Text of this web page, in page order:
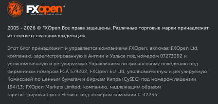
2005 - 2026 © FXOpen Все права защищены. Различные торговые марки принадлежат
их соответствующим владельцам.
Этот блог принадлежит и управляется компаниями FXOpen, включая: FXOpen Ltd,
компанию, зарегистрированную в Англии и Уэльсе под номером 07273392 и
уполномоченную и регулируемую Управлением по финансовому поведению под
фирменным номером FCA 579202; FXOpen EU Ltd, уполномоченную и регулируемую
Комиссией по ценным бумагам и биржам Кипра (CySEC) под номером лицензии
194/13; FXOpen Markets Limited, компанию, надлежащим образом
зарегистрированную в Невисе под номером компании C 42235.